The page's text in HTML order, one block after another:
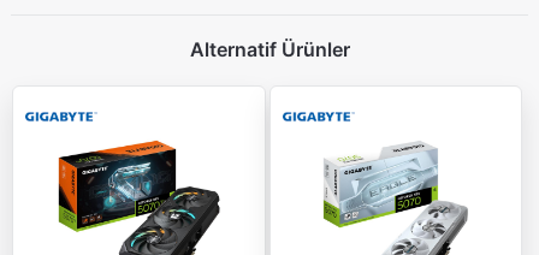
Alternatif Ürünler